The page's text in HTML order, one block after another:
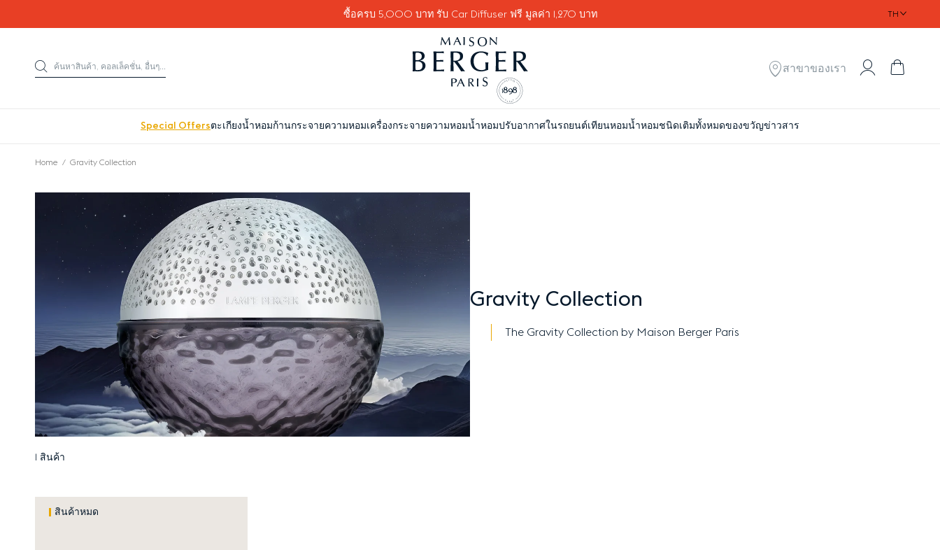
ซื้อครบ 5,000 บาท รับ Car Diffuser ฟรี มูลค่า 1,270 บาท TH
ค้นหาสินค้า
ค้นหาสินค้า, คอลเล็คชั่น, อื่นๆ... สาขาของเรา My Account
Special Offersตะเกียงน้ำหอมก้านกระจายความหอมเครื่องกระจายความหอมน้ำหอมปรับอากาศในรถยนต์เทียนหอมน้ำหอมชนิดเติมทั้งหมดของขวัญข่าวสาร
Home Gravity Collection
Gravity Collection
The Gravity Collection by Maison Berger Paris
1 สินค้า
สินค้าหมด